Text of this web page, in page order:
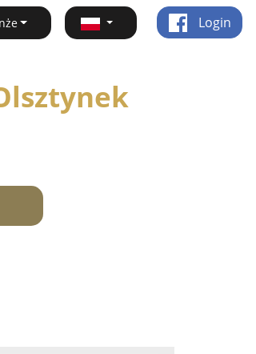
Login